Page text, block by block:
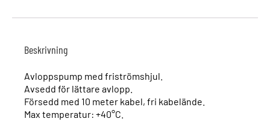
Beskrivning
Avloppspump med friströmshjul.
Avsedd för lättare avlopp.
Försedd med 10 meter kabel, fri kabelände.
Max temperatur: +40°C.